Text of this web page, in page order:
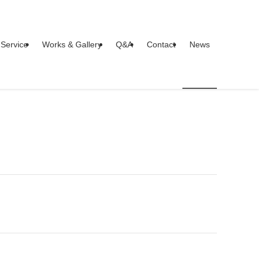
Service Works & Gallery Q&A Contact News